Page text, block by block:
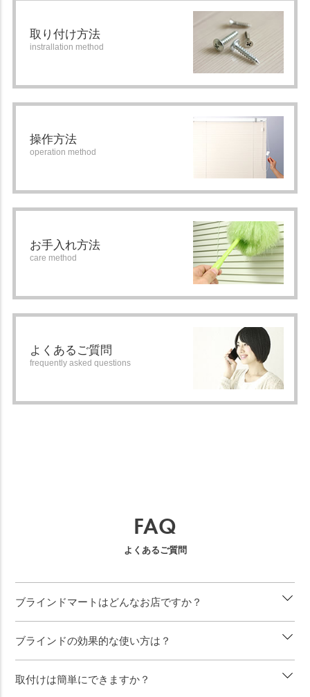
取り付け方法
instrallation method
操作方法
operation method
お手入れ方法
care method
よくあるご質問
frequently asked questions
FAQ
よくあるご質問
ブラインドマートはどんなお店ですか？
ブラインドの効果的な使い方は？
取付けは簡単にできますか？